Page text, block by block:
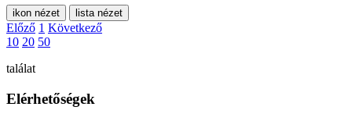
ikon nézet lista nézet
Előző 1 Következő
10 20 50
találat
Elérhetőségek